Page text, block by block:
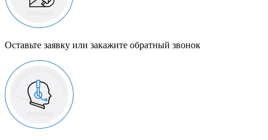
Оставьте заявку или закажите обратный звонок